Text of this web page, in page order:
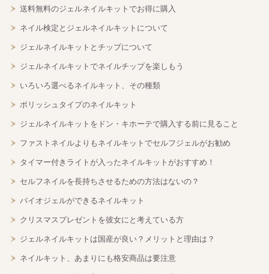
送料無料のジェルネイルキットでお得に購入
ネイル検定とジェルネイルキットについて
ジェルネイルキットとチップについて
ジェルネイルキットでネイルチップを楽しもう
いろいろ選べるネイルキット、その種類
ポリッシュタイプのネイルキット
ジェルネイルキットをドン・キホーテで購入する前に見ること
ファストネイルよりもネイルキットでセルフジェルがお勧め
タイマー付きライトが入ったネイルキットがおすすめ！
セルフネイルを長持ちさせるための方法はないの？
バイオジェルができるネイルキット
クリスマスプレゼントを彼女にと考えている方
ジェルネイルキットは国産が良い？メリットと理由は？
ネイルキット、あまりにも格安商品は要注意